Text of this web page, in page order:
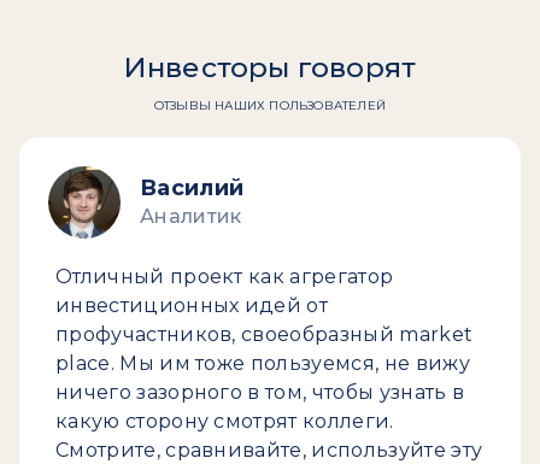
Инвесторы говорят
ОТЗЫВЫ НАШИХ ПОЛЬЗОВАТЕЛЕЙ
Василий
Аналитик
Отличный проект как агрегатор
инвестиционных идей от
профучастников, своеобразный market
place. Мы им тоже пользуемся, не вижу
ничего зазорного в том, чтобы узнать в
какую сторону смотрят коллеги.
Смотрите, сравнивайте, используйте эту